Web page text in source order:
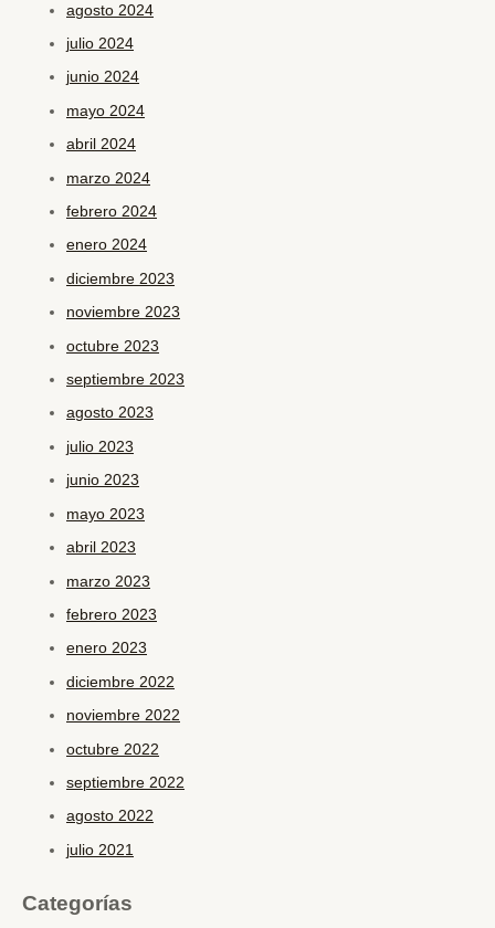
agosto 2024
julio 2024
junio 2024
mayo 2024
abril 2024
marzo 2024
febrero 2024
enero 2024
diciembre 2023
noviembre 2023
octubre 2023
septiembre 2023
agosto 2023
julio 2023
junio 2023
mayo 2023
abril 2023
marzo 2023
febrero 2023
enero 2023
diciembre 2022
noviembre 2022
octubre 2022
septiembre 2022
agosto 2022
julio 2021
Categorías